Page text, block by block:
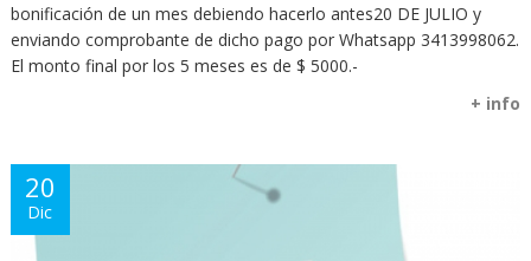
bonificación de un mes debiendo hacerlo antes20 DE JULIO y
enviando comprobante de dicho pago por Whatsapp 3413998062.
El monto final por los 5 meses es de $ 5000.-
+ info
20
Dic